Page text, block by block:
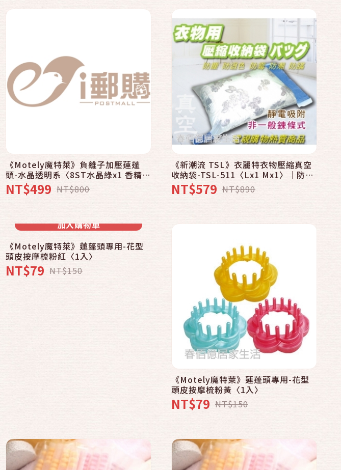
《Motely魔特萊》負離子加壓蓮蓬
頭-水晶透明系〈8ST水晶綠x1 香精
x3 花形環x1〉
NT$499 NT$800
《新潮流 TSL》衣麗特衣物壓縮真空
收納袋-TSL-511〈Lx1 Mx1〉│防塵
│防霉│防螨│防褪色
NT$579 NT$890
加入購物車
《Motely魔特萊》蓮蓬頭專用-花型
頭皮按摩梳粉紅〈1入〉
NT$79 NT$150
快速結帳
加入購物車
《Motely魔特萊》蓮蓬頭專用-花型
頭皮按摩梳粉黃〈1入〉
NT$79 NT$150
快速結帳
加入購物車